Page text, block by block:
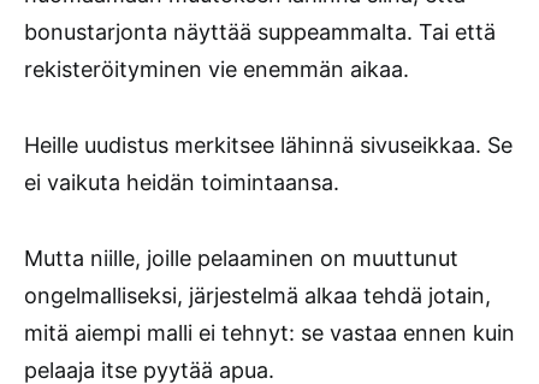
bonustarjonta näyttää suppeammalta. Tai että
rekisteröityminen vie enemmän aikaa.
Heille uudistus merkitsee lähinnä sivuseikkaa. Se
ei vaikuta heidän toimintaansa.
Mutta niille, joille pelaaminen on muuttunut
ongelmalliseksi, järjestelmä alkaa tehdä jotain,
mitä aiempi malli ei tehnyt: se vastaa ennen kuin
pelaaja itse pyytää apua.